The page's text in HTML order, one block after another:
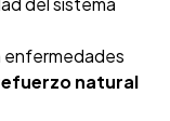
enfermedades
natural